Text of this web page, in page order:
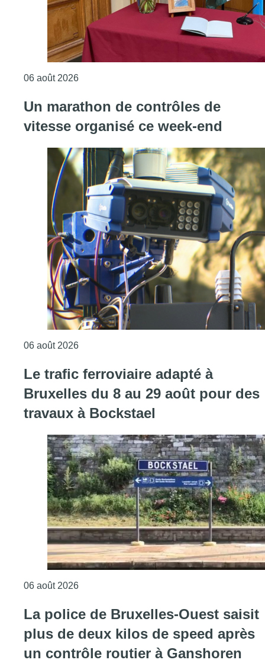
06 août 2026Consulter l'article "La Commune d’Ixelles
Un marathon de contrôles de
vitesse organisé ce week-end
06 août 2026Consulter l'article "Un marathon de
Le trafic ferroviaire adapté à
Bruxelles du 8 au 29 août pour des
travaux à Bockstael
06 août 2026Consulter l'article "Le trafic ferroviaire
La police de Bruxelles-Ouest saisit
plus de deux kilos de speed après
un contrôle routier à Ganshoren